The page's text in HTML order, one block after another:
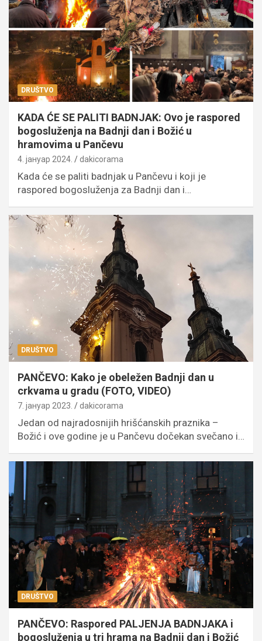
DRUŠTVO
KADA ĆE SE PALITI BADNJAK: Ovo je raspored
bogosluženja na Badnji dan i Božić u
hramovima u Pančevu
4. јануар 2024. dakicorama
Kada će se paliti badnjak u Pančevu i koji je
raspored bogosluženja za Badnji dan i…
DRUŠTVO
PANČEVO: Kako je obeležen Badnji dan u
crkvama u gradu (FOTO, VIDEO)
7. јануар 2023. dakicorama
Jedan od najradosnijih hrišćanskih praznika –
Božić i ove godine je u Pančevu dočekan svečano i…
DRUŠTVO
PANČEVO: Raspored PALJENJA BADNJAKA i
bogosluženja u tri hrama na Badnji dan i Božić